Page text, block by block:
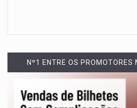
Nº1 ENTRE OS PROMOTORES